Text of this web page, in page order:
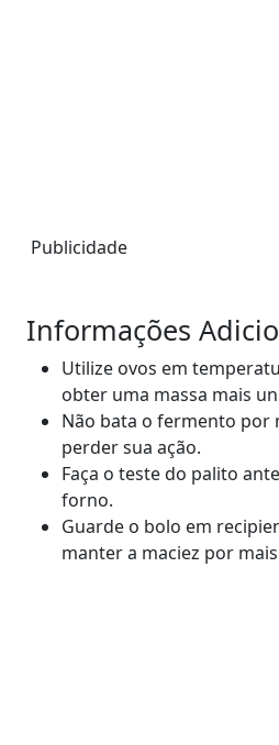
Publicidade
Informações
Utilize ovos em
obter uma massa mais
Não bata o fermento por
perder sua ação.
Faça o teste do palito
forno.
Guarde o bolo em
manter a maciez por